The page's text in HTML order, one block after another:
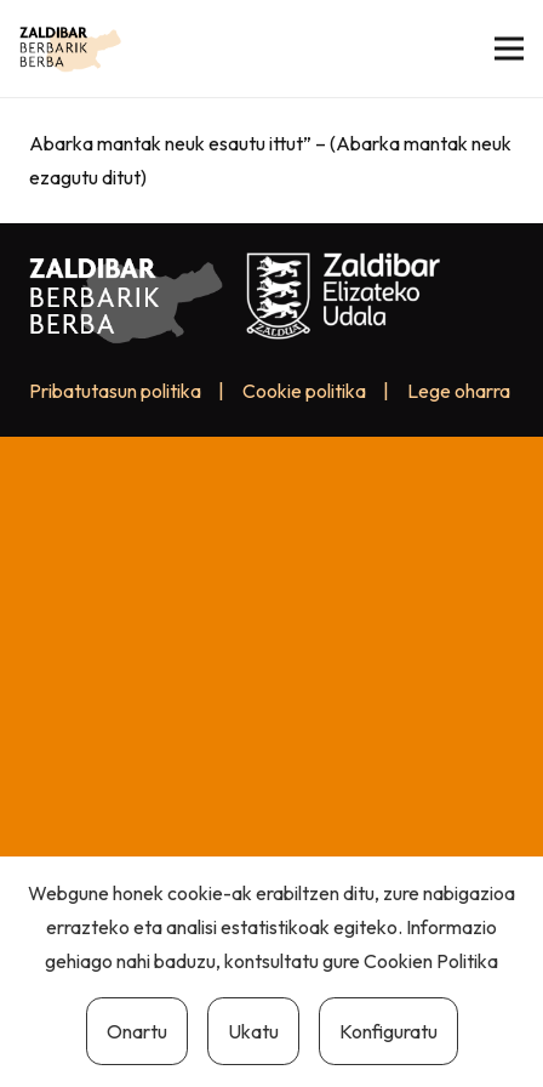
Abarka mantak neuk esautu ittut” – (Abarka mantak neuk
ezagutu ditut)
Pribatutasun politika Cookie politika Lege oharra
Webgune honek cookie-ak erabiltzen ditu, zure nabigazioa
errazteko eta analisi estatistikoak egiteko. Informazio
gehiago nahi baduzu, kontsultatu gureCookien Politika
Onartu Ukatu Konfiguratu